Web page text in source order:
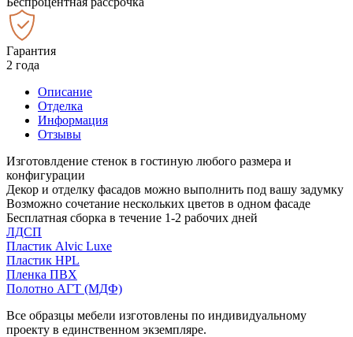
Гарантия
2 года
Описание
Отделка
Информация
Отзывы
Изготовлдение стенок в гостиную любого размера и
конфигурации
Декор и отделку фасадов можно выполнить под вашу задумку
Возможно сочетание нескольких цветов в одном фасаде
Бесплатная сборка в течение 1-2 рабочих дней
ЛДСП
Пластик Alvic Luxe
Пластик HPL
Пленка ПВХ
Полотно АГТ (МДФ)
Все образцы мебели изготовлены по индивидуальному
проекту в единственном экземпляре.